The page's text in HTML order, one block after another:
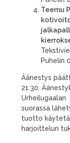
Teemu
Puhelin
Äänestys
21.30.
Urheilugaalan
suorassa
tuotto
harjoittelun